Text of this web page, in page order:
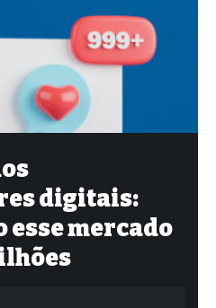
digitais:
esse mercado